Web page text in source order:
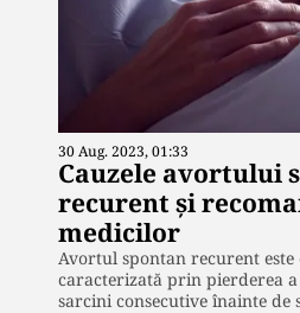
30 Aug. 2023, 01:33
Cauzele avortului
recurent și
medicilor
Avortul spontan recurent este
caracterizată prin pierderea
sarcini consecutive înainte de